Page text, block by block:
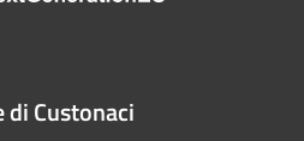
di Custonaci